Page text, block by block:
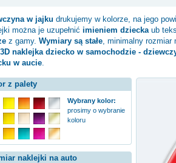
w jajku drukujemy w kolorze, na jego
można je uzupełnić imieniem dzieckaub
z gamy. Wymiary są stałe, minimalny rozmiar
3D naklejka dziecko w samochodzie -
w aucie.
z palety
Wybrany kolor:
prosimy o wybranie
koloru
naklejki na auto